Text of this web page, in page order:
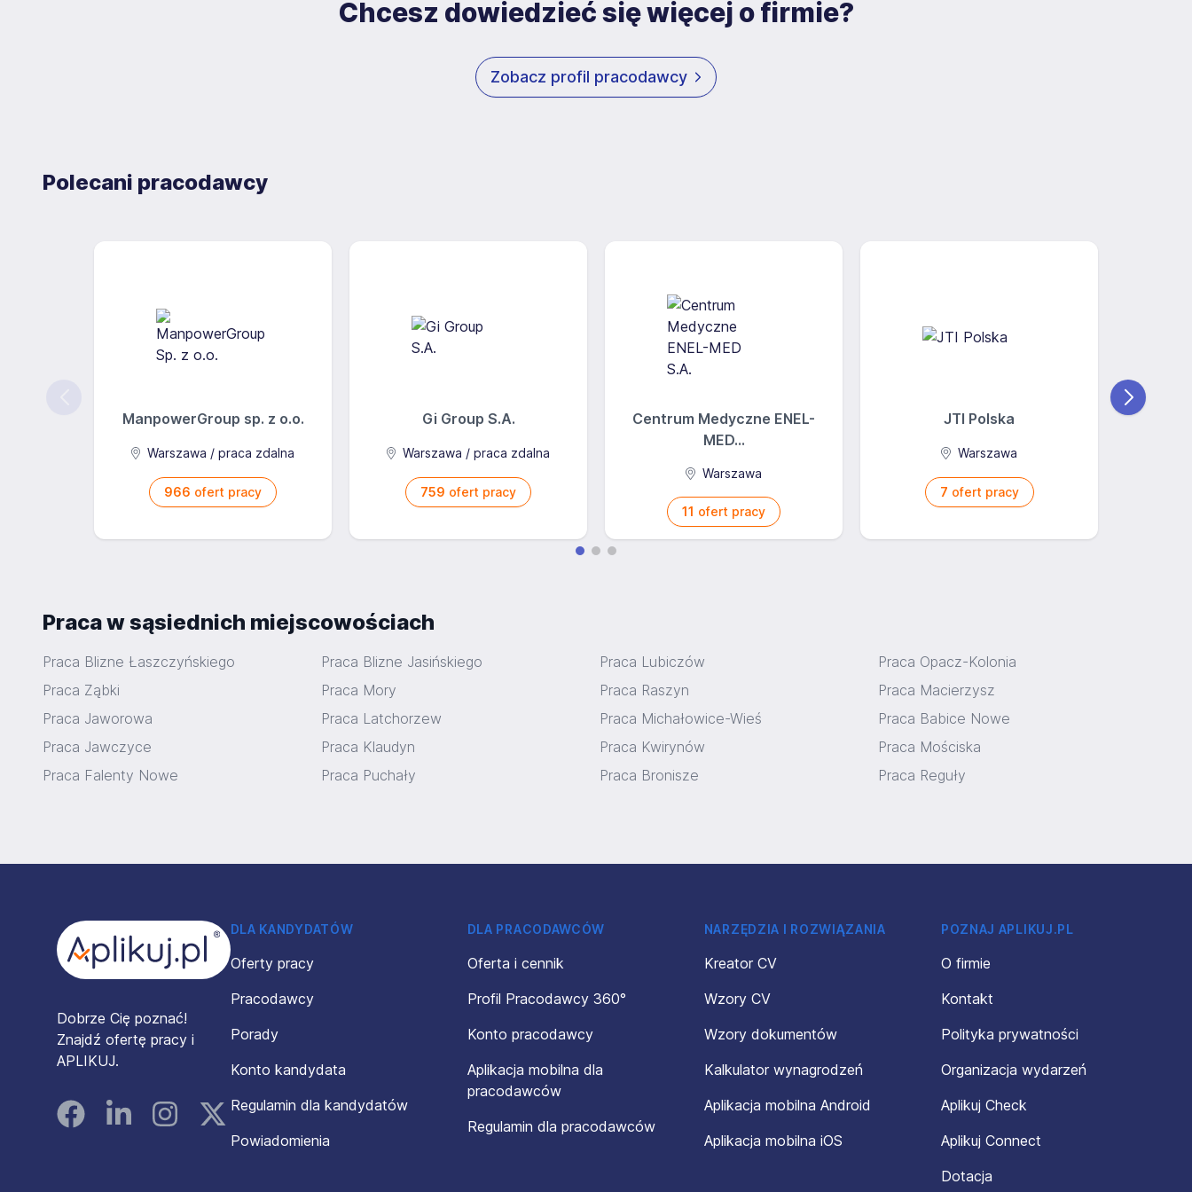
Chcesz dowiedzieć się więcej o firmie?
Zobacz profil pracodawcy
Polecani pracodawcy
ManpowerGroup sp. z o.o.
Warszawa / praca zdalna
966 ofert pracy
Gi Group S.A.
Warszawa / praca zdalna
759 ofert pracy
Centrum Medyczne ENEL-
MED...
Warszawa
11 ofert pracy
JTI Polska
Warszawa
7 ofert pracy
Praca w sąsiednich miejscowościach
Praca Blizne Łaszczyńskiego Praca Blizne Jasińskiego Praca Lubiczów
Praca Opacz-Kolonia
Praca Ząbki
Praca Mory Praca Raszyn
Praca Macierzysz
Praca Jaworowa
Praca Latchorzew Praca Michałowice-Wieś
Praca Babice Nowe
Praca Jawczyce
Praca Klaudyn Praca Kwirynów
Praca Mościska
Praca Falenty Nowe
Praca Puchały Praca Bronisze Praca Reguły
Dobrze Cię poznać!
Znajdź ofertę pracy i
APLIKUJ.
FacebookLinked InInstagramInstagram
DLA KANDYDATÓW
Oferty pracy
Pracodawcy
Porady
Konto kandydata
Regulamin dla kandydatów
Powiadomienia
DLA PRACODAWCÓW
Oferta i cennik
Profil Pracodawcy 360°
Konto pracodawcy
Aplikacja mobilna dla
pracodawców
Regulamin dla pracodawców
NARZĘDZIA I ROZWIĄZANIA
Kreator CV
Wzory CV
Wzory dokumentów
Kalkulator wynagrodzeń
Aplikacja mobilna Android
Aplikacja mobilna iOS
POZNAJ APLIKUJ.PL
O firmie
Kontakt
Polityka prywatności
Organizacja wydarzeń
Aplikuj Check
Aplikuj Connect
Dotacja